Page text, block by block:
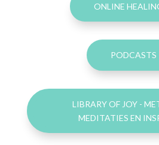
ONLINE
PODCASTS
LIBRARY OF JOY -
MEDITATIES EN